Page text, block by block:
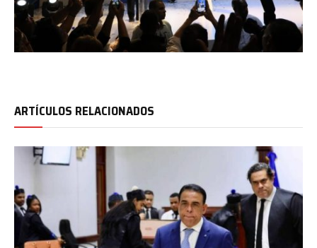
ARTÍCULOS RELACIONADOS